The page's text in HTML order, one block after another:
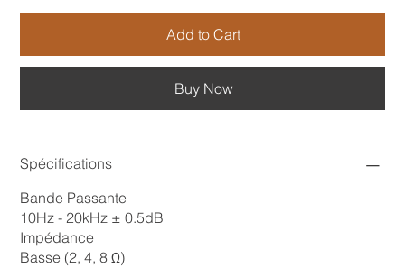
Add to Cart
Buy Now
Spécifications
Bande Passante
10Hz - 20kHz ± 0.5dB
Impédance
Basse (2, 4, 8 Ω)